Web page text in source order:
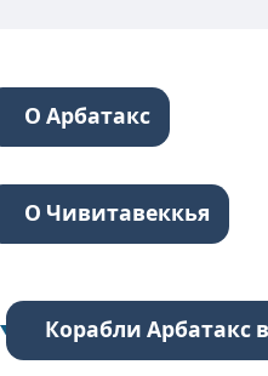
О Арбатакс
О Чивитавеккья
Корабли Арбатакс